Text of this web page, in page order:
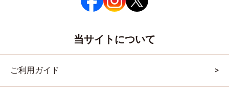
当サイトについて
ご利用ガイド